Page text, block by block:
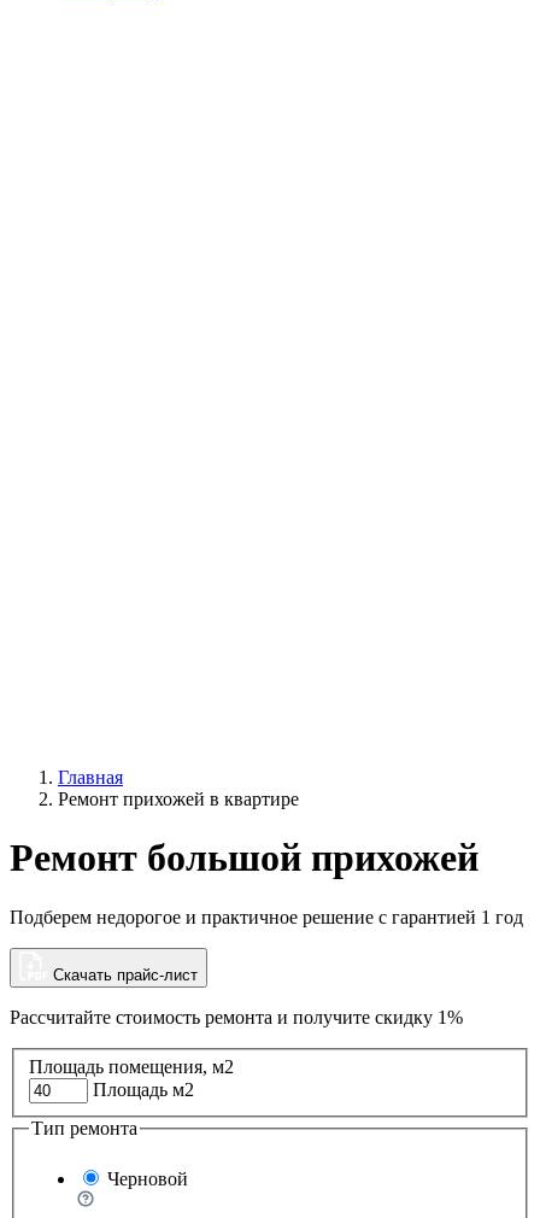
Главная
Ремонт прихожей в квартире
Ремонт большой прихожей
Подберем недорогое и практичное решение с гарантией 1 год
Скачать прайс-лист
Рассчитайте стоимость ремонта и получите скидку 1%
Площадь помещения, м2
Площадь м2
Тип ремонта
Черновой